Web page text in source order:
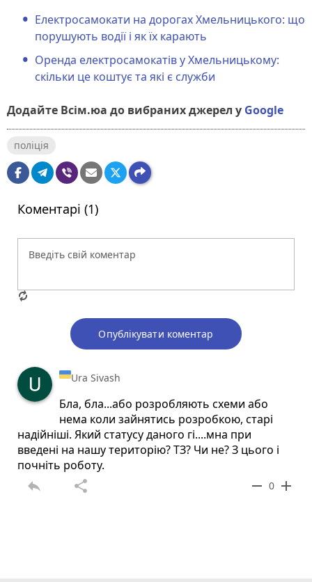
Електросамокати на дорогах Хмельницького: що
порушують водії і як їх карають
Оренда електросамокатів у Хмельницькому:
скільки це коштує та які є служби
Додайте Всім.юа до вибраних джерел у Google
поліція
Коментарі (1)
Опублікувати коментар
Ura Sivash
Бла, бла...або розробляють схеми або
нема коли зайнятись розробкою, старі
надійніші. Який статусу даного гі....мна при
введені на нашу територію? ТЗ? Чи не? З цього і
почніть роботу.
reply share remove 0 add